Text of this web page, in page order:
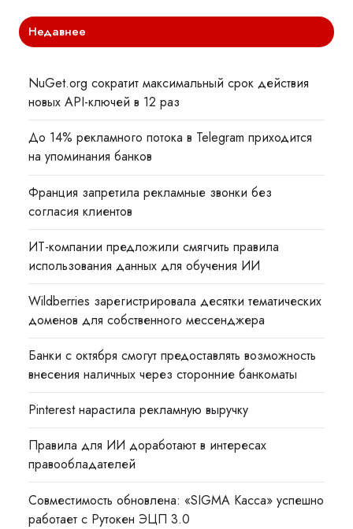
Недавнее
NuGet.org сократит максимальный срок действия
новых API-ключей в 12 раз
До 14% рекламного потока в Telegram приходится
на упоминания банков
Франция запретила рекламные звонки без
согласия клиентов
ИТ-компании предложили смягчить правила
использования данных для обучения ИИ
Wildberries зарегистрировала десятки тематических
доменов для собственного мессенджера
Банки с октября смогут предоставлять возможность
внесения наличных через сторонние банкоматы
Pinterest нарастила рекламную выручку
Правила для ИИ доработают в интересах
правообладателей
Совместимость обновлена: «SIGMA Касса» успешно
работает с Рутокен ЭЦП 3.0